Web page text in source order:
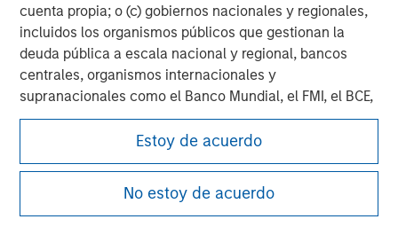
cuenta propia; o (c) gobiernos nacionales y regionales,
incluidos los organismos públicos que gestionan la
deuda pública a escala nacional y regional, bancos
centrales, organismos internacionales y
supranacionales como el Banco Mundial, el FMI, el BCE,
el BEI y otras organizaciones internacionales similares,
que intervengan por cuenta propia.
Tenga en cuenta que es posible que la definición de
“inversor profesional” no sea la definición prevista por
el regulador del país de origen desde el cual se accede
Estoy de acuerdo
No estoy de acuerdo
Morgan Stanley